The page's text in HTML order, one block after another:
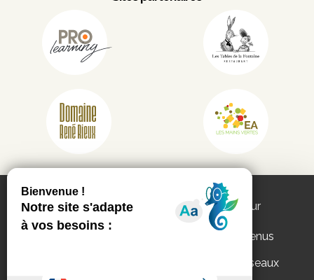
Mentions légales
Ce site utilise les services de partenaires pour
vous proposer :
des vidéos, des publications et des contenus
des fonctionnalités de partage sur les réseaux
sociaux.